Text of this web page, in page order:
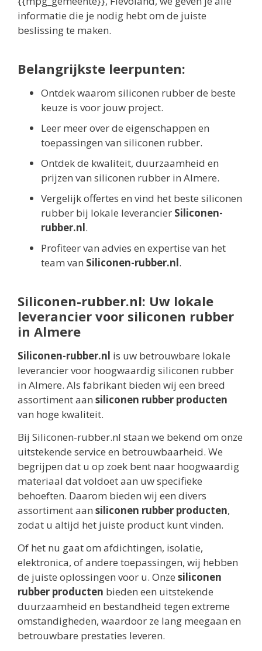
informatie die je nodig hebt om de juiste
beslissing te maken.
Belangrijkste leerpunten:
Ontdek waarom siliconen rubber de beste
keuze is voor jouw project.
Leer meer over de eigenschappen en
toepassingen van siliconen rubber.
Ontdek de kwaliteit, duurzaamheid en
prijzen van siliconen rubber in Almere.
Vergelijk offertes en vind het beste siliconen
rubber bij lokale leverancier Siliconen-
rubber.nl.
Profiteer van advies en expertise van het
team van Siliconen-rubber.nl.
Siliconen-rubber.nl: Uw lokale
leverancier voor siliconen rubber
in Almere
Siliconen-rubber.nl is uw betrouwbare lokale
leverancier voor hoogwaardig siliconen rubber
in Almere. Als fabrikant bieden wij een breed
assortiment aan siliconen rubber producten
van hoge kwaliteit.
Bij Siliconen-rubber.nl staan we bekend om onze
uitstekende service en betrouwbaarheid. We
begrijpen dat u op zoek bent naar hoogwaardig
materiaal dat voldoet aan uw specifieke
behoeften. Daarom bieden wij een divers
assortiment aan siliconen rubber producten,
zodat u altijd het juiste product kunt vinden.
Of het nu gaat om afdichtingen, isolatie,
elektronica, of andere toepassingen, wij hebben
de juiste oplossingen voor u. Onze siliconen
rubber producten bieden een uitstekende
duurzaamheid en bestandheid tegen extreme
omstandigheden, waardoor ze lang meegaan en
betrouwbare prestaties leveren.